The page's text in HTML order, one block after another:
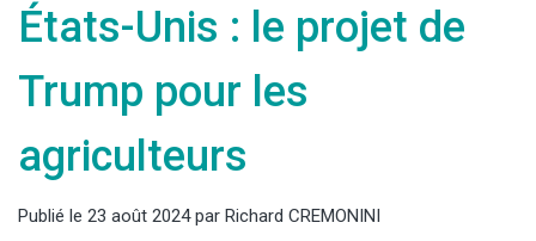
États-Unis : le projet de
Trump pour les
agriculteurs
Publié le 23 août 2024par Richard CREMONINI